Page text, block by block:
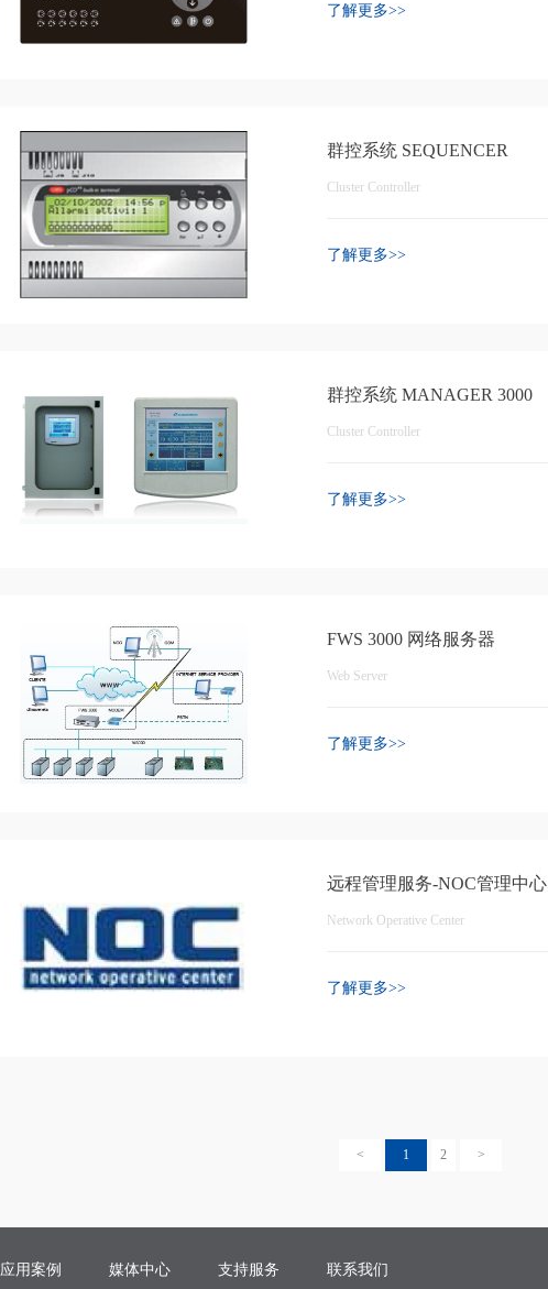
了解更多>>
群控系统 SEQUENCER
Cluster Controller
了解更多>>
群控系统 MANAGER 3000
Cluster Controller
了解更多>>
FWS 3000 网络服务器
Web Server
了解更多>>
远程管理服务-NOC管理中心
Network Operative Center
了解更多>>
< 1 2 >
应用案例 媒体中心 支持服务 联系我们